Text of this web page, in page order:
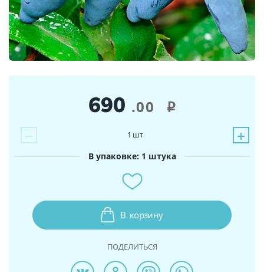
690 .00 i
− +
1 шт
В упаковке: 1 штука
В корзину
ПОДЕЛИТЬСЯ